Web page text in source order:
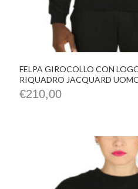
FELPA GIROCOLLO CON
RIQUADRO JACQUARD
€210,00